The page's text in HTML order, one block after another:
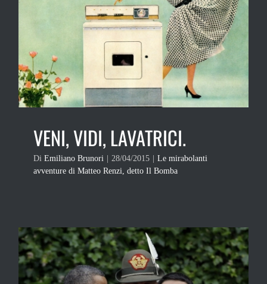
VENI, VIDI, LAVATRICI.
Di Emiliano Brunori 28/04/2015
Le mirabolanti
avventure di Matteo Renzi, detto Il Bomba